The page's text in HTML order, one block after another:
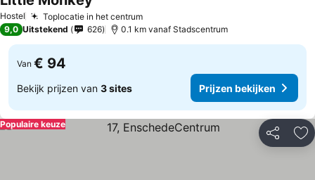
Hostel Toplocatie in het centrum
9,0 Uitstekend 626 0.1 km vanaf Stadscentrum
Van € 94
Bekijk prijzen van 3 sites Prijzen bekijken
Delen
Populaire keuze